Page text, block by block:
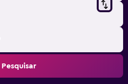
Pesquisar